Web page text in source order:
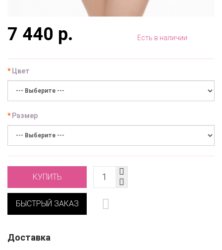
7 440 р. Есть в наличии
Цвет
Размер
КУПИТЬ
БЫСТРЫЙ ЗАКАЗ
Доставка